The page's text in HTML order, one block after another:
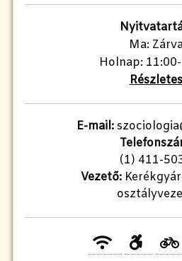
Ma:
Holnap:
Részletes
E-mail:
(1) 411-
Vezető: